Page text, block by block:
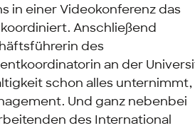
in einer Videokonferenz das
Anschließend
des
koordinatorin an der
schon alles unternimmt,
Und ganz nebenbei
des International